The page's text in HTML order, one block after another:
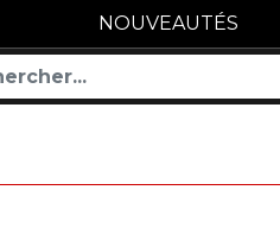
NOUVEAUTÉS